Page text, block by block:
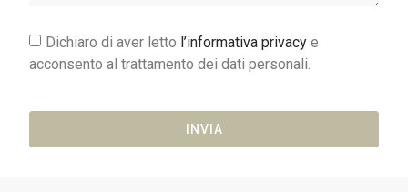
Dichiaro di aver letto l’informativa privacye
acconsento al trattamento dei dati personali.
INVIA